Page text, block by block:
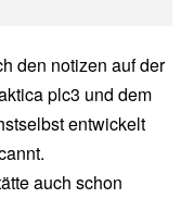
den notizen auf der
plc3 und dem
entwickelt
auch schon